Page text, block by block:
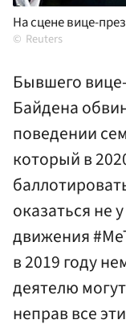
На сцене вице-
Reuters
Бывшего
Байдена
поведении
который в
оказаться не
движения
в 2019 году
деятелю
неправ все